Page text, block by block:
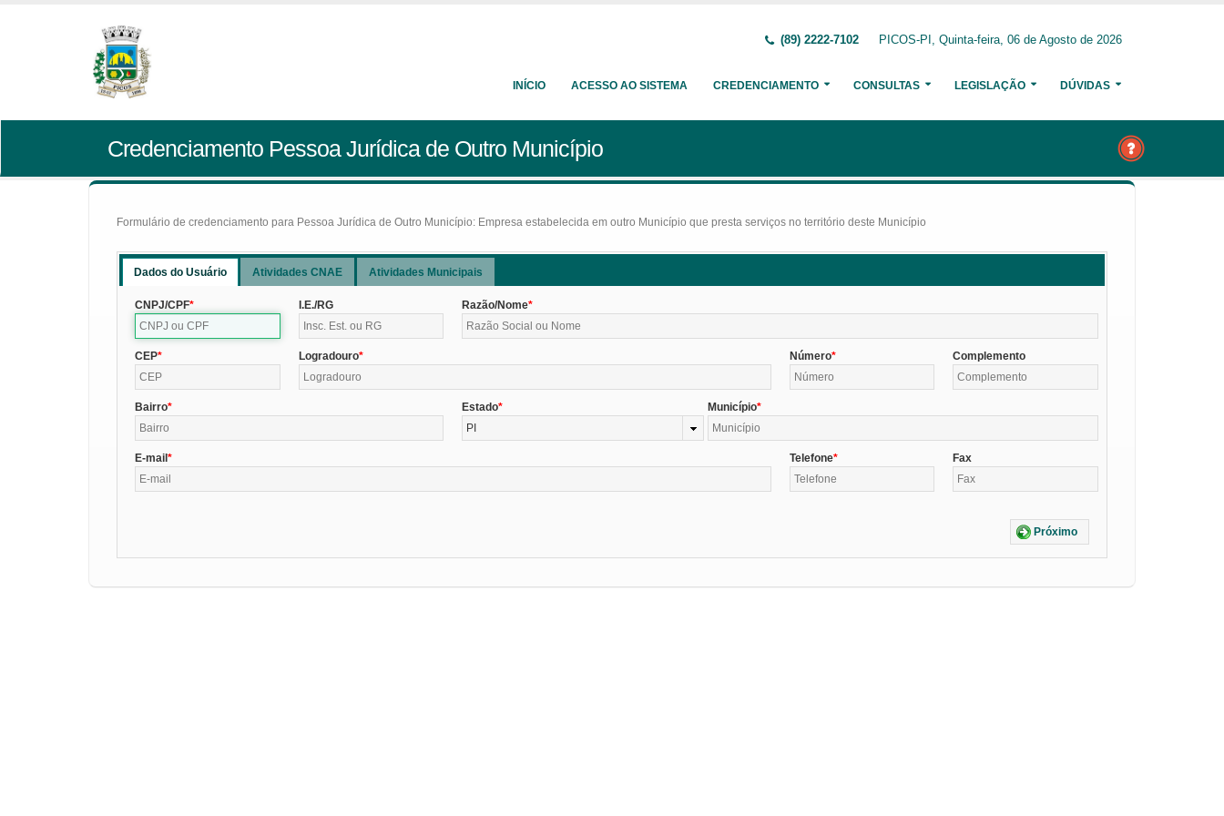
(89) 2222-7102 PICOS-PI, Quinta-feira, 06 de Agosto de 2026
INÍCIO ACESSO AO SISTEMA CREDENCIAMENTO CONSULTAS LEGISLAÇÃO DÚVIDAS
Credenciamento Pessoa Jurídica de Outro Município
Formulário de credenciamento para Pessoa Jurídica de Outro Município: Empresa estabelecida em outro Município que presta serviços no território deste Município
Dados do Usuário Atividades CNAE Atividades Municipais
CNPJ/CPF I.E./RG Razão/Nome
CEP Logradouro Número Complemento
Bairro
Estado
PI
Município
E-mail Telefone Fax
Próximo